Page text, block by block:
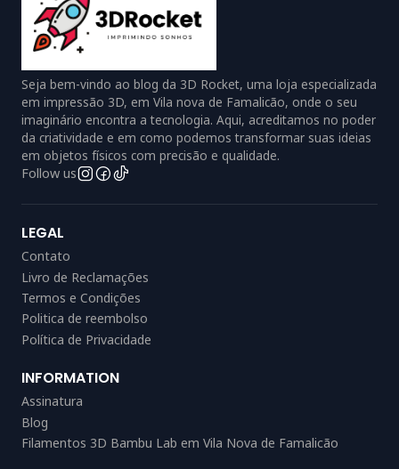
Seja bem-vindo ao blog da 3D Rocket, uma loja especializada
em impressão 3D, em Vila nova de Famalicão, onde o seu
imaginário encontra a tecnologia. Aqui, acreditamos no poder
da criatividade e em como podemos transformar suas ideias
em objetos físicos com precisão e qualidade.
Follow us
LEGAL
Contato
Livro de Reclamações
Termos e Condições
Politica de reembolso
Política de Privacidade
INFORMATION
Assinatura
Blog
Filamentos 3D Bambu Lab em Vila Nova de Famalicão